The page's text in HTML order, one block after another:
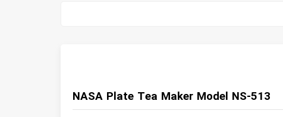
NASA Plate Tea Maker Model NS-513